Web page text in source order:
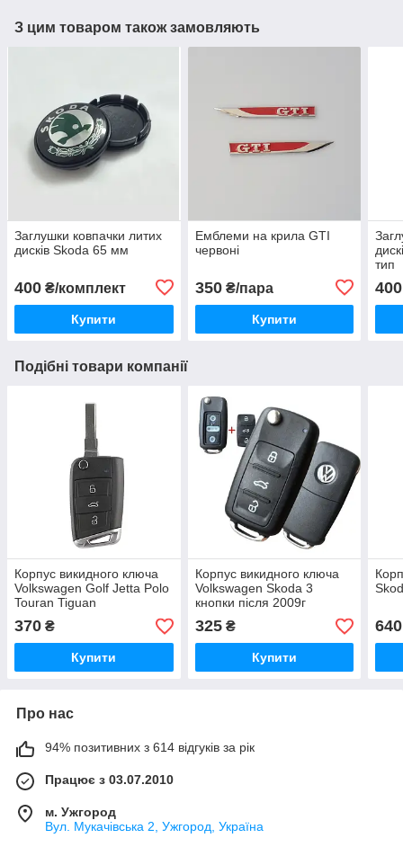
З цим товаром також замовляють
Заглушки ковпачки литих
дисків Skoda 65 мм
400 ₴/комплект
Купити
Емблеми на крила GTI
червоні
350₴/пара
Купити
тип
400
Подібні товари компанії
Корпус викидного ключа
Volkswagen Golf Jetta Polo
Touran Tiguan
370 ₴
Купити
Корпус викидного ключа
Volkswagen Skoda 3
кнопки після 2009г
325₴
Купити
640
Про нас
94% позитивних з 614 відгуків за рік
Працює з 03.07.2010
м. Ужгород
Вул. Мукачівська 2, Ужгород, Україна